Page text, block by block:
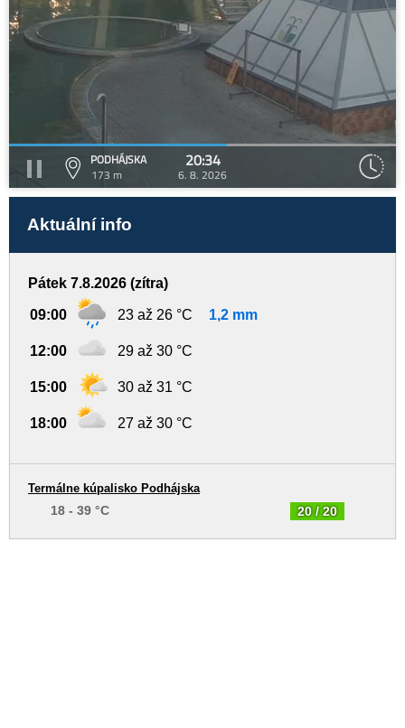
PODHÁJSKA
173 m
20:34
6. 8. 2026
Aktuální info
Pátek 7.8.2026 (zítra)
09:00 23 až 26 °C 1,2 mm
12:00 29 až 30 °C
15:00 30 až 31 °C
18:00 27 až 30 °C
20 / 20
Termálne kúpalisko Podhájska
18 - 39 °C